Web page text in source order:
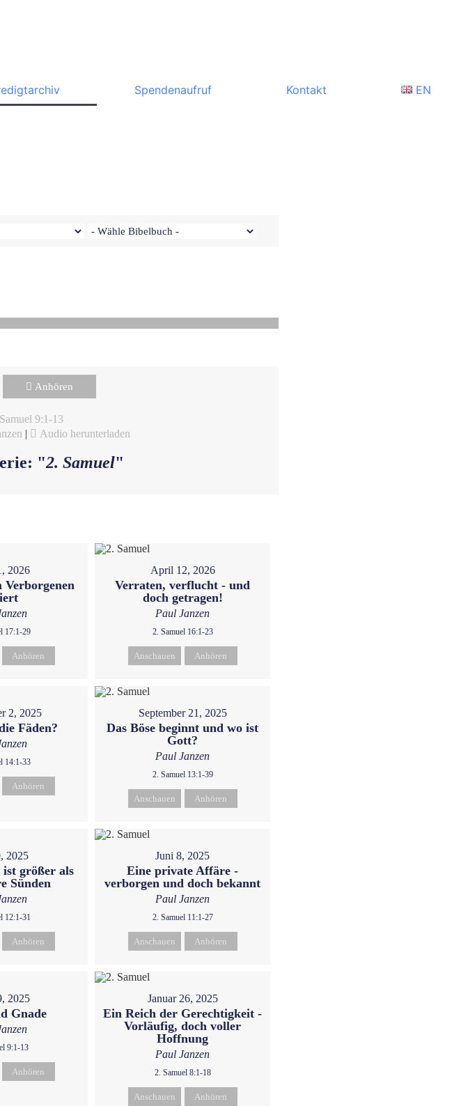
Spendenaufruf Kontakt EN
Anhören
9:1-13
| Audio herunterladen
"2. Samuel"
2026
17:1-29
Anhören
April 12, 2026
Verraten, verflucht - und
doch getragen!
Paul Janzen
2. Samuel 16:1-23
Anschauen Anhören
2, 2025
Fäden?
14:1-33
Anhören
September 21, 2025
Das Böse beginnt und wo ist
Gott?
Paul Janzen
2. Samuel 13:1-39
Anschauen Anhören
2025
ist größer als
Sünden
12:1-31
Anhören
Juni 8, 2025
Eine private Affäre -
verborgen und doch bekannt
Paul Janzen
2. Samuel 11:1-27
Anschauen Anhören
2025
Gnade
9:1-13
Anhören
Januar 26, 2025
Ein Reich der Gerechtigkeit -
Vorläufig, doch voller
Hoffnung
Paul Janzen
2. Samuel 8:1-18
Anschauen Anhören